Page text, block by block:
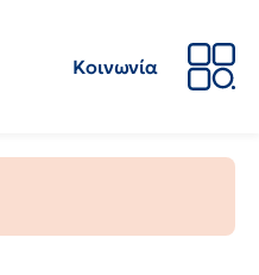
Κοινωνία